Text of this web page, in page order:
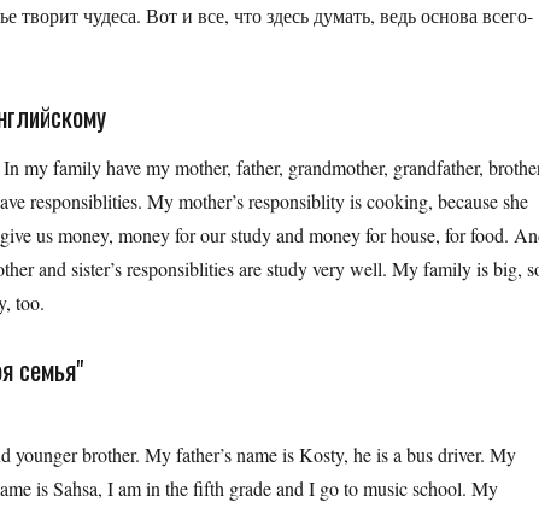
чудеса. Вот и все, что здесь думать, ведь основа всего-
family have my mother, father, grandmother, grandfather,
responsiblities. My mother’s responsiblity is cooking, because she
us money, money for our study and money for house, for food.
and sister’s responsiblities are study very well. My family is big,
too.
семья"
brother. My father’s name is Kosty, he is a bus driver. My
is Sahsa, I am in the fifth grade and I go to music school. My